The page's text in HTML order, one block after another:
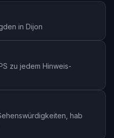
in Dijon
zu jedem Hinweis-
hab